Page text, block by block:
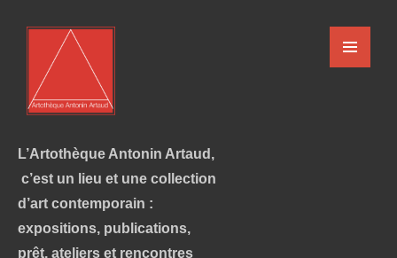
L’Artothèque Antonin Artaud,
c’est un lieu et une collection
d’art contemporain :
expositions, publications,
prêt, ateliers et rencontres